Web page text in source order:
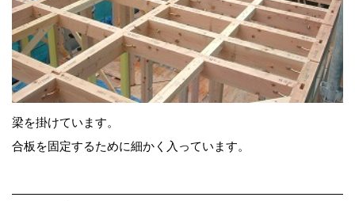
梁を掛けています。
合板を固定するために細かく入っています。